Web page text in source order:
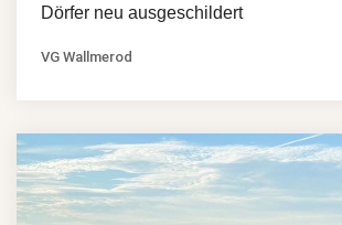
Dörfer neu ausgeschildert
VG Wallmerod